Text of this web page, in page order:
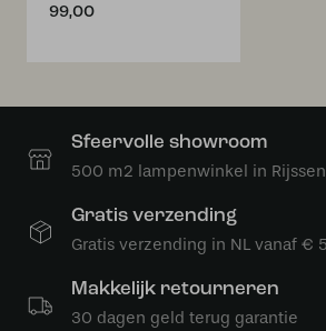
99,00
Sfeervolle showroom
500 m2 lampenwinkel in Rijssen
Gratis verzending
Gratis verzending in NL vanaf €
Makkelijk retourneren
30 dagen geld terug garantie